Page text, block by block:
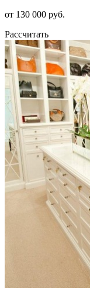
от 130 000 руб.
Рассчитать